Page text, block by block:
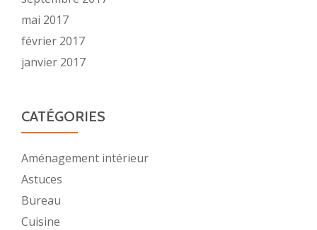
mai 2017
février 2017
janvier 2017
CATÉGORIES
Aménagement intérieur
Astuces
Bureau
Cuisine